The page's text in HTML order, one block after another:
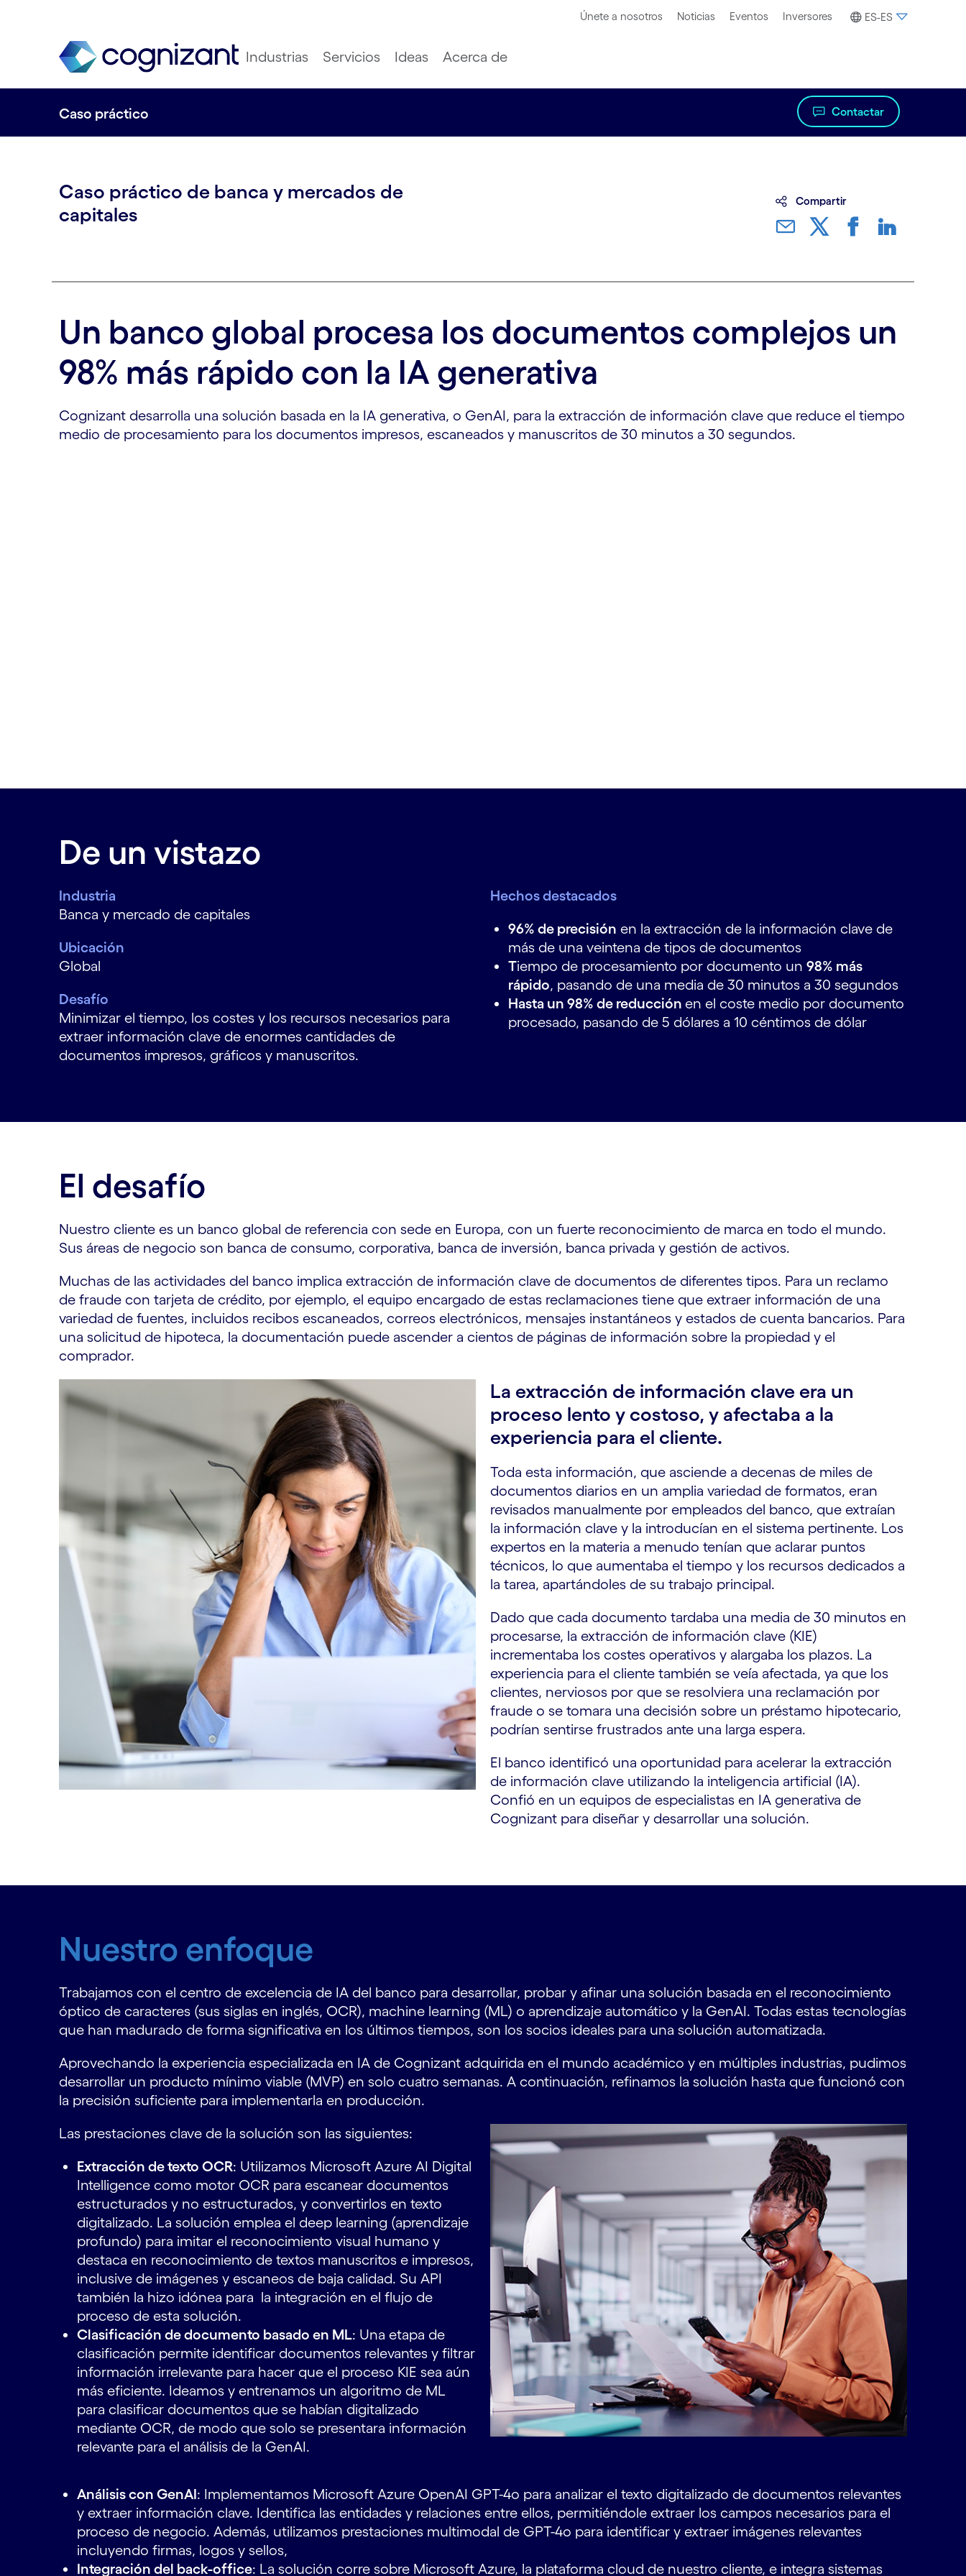
Únete a nosotros Noticias Eventos Inversores ES-ES
Industrias Servicios Ideas Acerca de
Caso práctico Contactar
Caso práctico de banca y mercados de
capitales
Compartir
Un banco global procesa los documentos complejos un
98% más rápido con la IA generativa
Cognizant desarrolla una solución basada en la IA generativa, o GenAI, para la extracción de información clave que reduce el tiempo
medio de procesamiento para los documentos impresos, escaneados y manuscritos de 30 minutos a 30 segundos.
De un vistazo
Industria
Banca y mercado de capitales
Ubicación
Global
Desafío
Minimizar el tiempo, los costes y los recursos necesarios para
extraer información clave de enormes cantidades de
documentos impresos, gráficos y manuscritos.
Hechos destacados
96% de precisión en la extracción de la información clave de
más de una veintena de tipos de documentos
Tiempo de procesamiento por documento un 98% más
rápido, pasando de una media de 30 minutos a 30 segundos
Hasta un 98% de reducción en el coste medio por documento
procesado, pasando de 5 dólares a 10 céntimos de dólar
El desafío
Nuestro cliente es un banco global de referencia con sede en Europa, con un fuerte reconocimiento de marca en todo el mundo.
Sus áreas de negocio son banca de consumo, corporativa, banca de inversión, banca privada y gestión de activos.
Muchas de las actividades del banco implica extracción de información clave de documentos de diferentes tipos. Para un reclamo
de fraude con tarjeta de crédito, por ejemplo, el equipo encargado de estas reclamaciones tiene que extraer información de una
variedad de fuentes, incluidos recibos escaneados, correos electrónicos, mensajes instantáneos y estados de cuenta bancarios. Para
una solicitud de hipoteca, la documentación puede ascender a cientos de páginas de información sobre la propiedad y el
comprador.
La extracción de información clave era un
proceso lento y costoso, y afectaba a la
experiencia para el cliente.
Toda esta información, que asciende a decenas de miles de
documentos diarios en un amplia variedad de formatos, eran
revisados manualmente por empleados del banco, que extraían
la información clave y la introducían en el sistema pertinente. Los
expertos en la materia a menudo tenían que aclarar puntos
técnicos, lo que aumentaba el tiempo y los recursos dedicados a
la tarea, apartándoles de su trabajo principal.
Dado que cada documento tardaba una media de 30 minutos en
procesarse, la extracción de información clave (KIE)
incrementaba los costes operativos y alargaba los plazos. La
experiencia para el cliente también se veía afectada, ya que los
clientes, nerviosos por que se resolviera una reclamación por
fraude o se tomara una decisión sobre un préstamo hipotecario,
podrían sentirse frustrados ante una larga espera.
El banco identificó una oportunidad para acelerar la extracción
de información clave utilizando la inteligencia artificial (IA).
Confió en un equipos de especialistas en IA generativa de
Cognizant para diseñar y desarrollar una solución.
Nuestro enfoque
Trabajamos con el centro de excelencia de IA del banco para desarrollar, probar y afinar una solución basada en el reconocimiento
óptico de caracteres (sus siglas en inglés, OCR), machine learning (ML) o aprendizaje automático y la GenAI. Todas estas tecnologías
que han madurado de forma significativa en los últimos tiempos, son los socios ideales para una solución automatizada.
Aprovechando la experiencia especializada en IA de Cognizant adquirida en el mundo académico y en múltiples industrias, pudimos
desarrollar un producto mínimo viable (MVP) en solo cuatro semanas. A continuación, refinamos la solución hasta que funcionó con
la precisión suficiente para implementarla en producción.
Las prestaciones clave de la solución son las siguientes:
Extracción de texto OCR: Utilizamos Microsoft Azure AI Digital
Intelligence como motor OCR para escanear documentos
estructurados y no estructurados, y convertirlos en texto
digitalizado. La solución emplea el deep learning (aprendizaje
profundo) para imitar el reconocimiento visual humano y
destaca en reconocimiento de textos manuscritos e impresos,
inclusive de imágenes y escaneos de baja calidad. Su API
también la hizo idónea para la integración en el flujo de
proceso de esta solución.
Clasificación de documento basado en ML: Una etapa de
clasificación permite identificar documentos relevantes y filtrar
información irrelevante para hacer que el proceso KIE sea aún
más eficiente. Ideamos y entrenamos un algoritmo de ML
para clasificar documentos que se habían digitalizado
mediante OCR, de modo que solo se presentara información
relevante para el análisis de la GenAI.
Análisis con GenAI: Implementamos Microsoft Azure OpenAI GPT-4o para analizar el texto digitalizado de documentos relevantes
y extraer información clave. Identifica las entidades y relaciones entre ellos, permitiéndole extraer los campos necesarios para el
proceso de negocio. Además, utilizamos prestaciones multimodal de GPT-4o para identificar y extraer imágenes relevantes
incluyendo firmas, logos y sellos,
Integración del back-office: La solución corre sobre Microsoft Azure, la plataforma cloud de nuestro cliente, e integra sistemas